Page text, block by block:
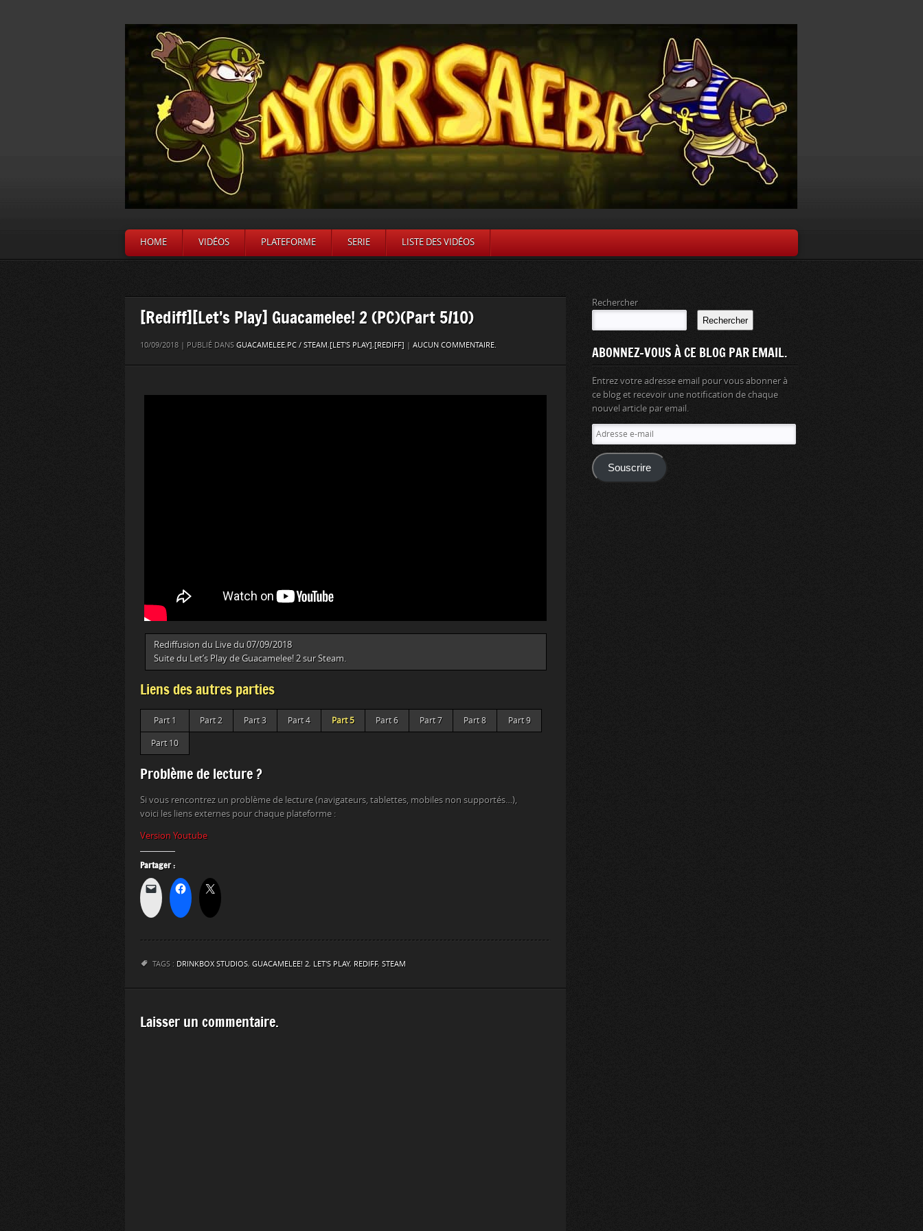
HOME VIDÉOS PLATEFORME SERIE LISTE DES VIDÉOS
[Rediff][Let’s Play] Guacamelee! 2 (PC)(Part 5/10)
10/09/2018 | PUBLIÉ DANS GUACAMELEE,PC / STEAM,[LET'S PLAY],[REDIFF] | AUCUN COMMENTAIRE.
Rediffusion du Live du 07/09/2018
Suite du Let’s Play de Guacamelee! 2 sur Steam.
Liens des autres parties
Part 1 Part 2 Part 3 Part 4 Part 5 Part 6 Part 7 Part 8 Part 9
Part 10
Problème de lecture ?
Si vous rencontrez un problème de lecture (navigateurs, tablettes, mobiles non supportés…),
voici les liens externes pour chaque plateforme :
Version Youtube
Partager :
TAGS : DRINKBOX STUDIOS, GUACAMELEE! 2, LET'S PLAY, REDIFF, STEAM
Laisser un commentaire.
Rechercher
Rechercher
ABONNEZ-VOUS À CE BLOG PAR EMAIL.
Entrez votre adresse email pour vous abonner à
ce blog et recevoir une notification de chaque
nouvel article par email.
Adresse
e-
mail
Souscrire